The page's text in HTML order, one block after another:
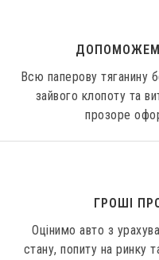
Всю паперову тяганину
зайвого клопоту та
прозоре
ГРОШІ
Оцінимо авто з
стану, попиту на ринку